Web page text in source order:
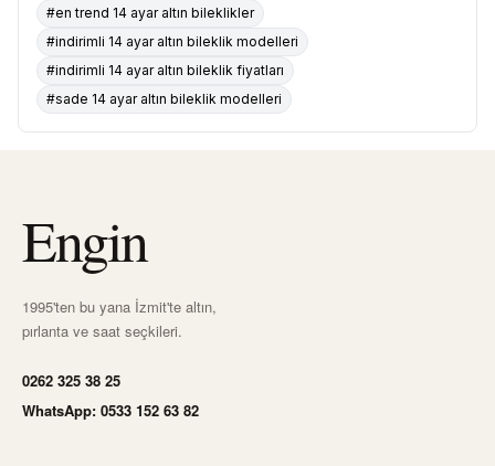
#en trend 14 ayar altın bileklikler
#indirimli 14 ayar altın bileklik modelleri
#indirimli 14 ayar altın bileklik fiyatları
#sade 14 ayar altın bileklik modelleri
Engin
1995'ten bu yana İzmit'te altın,
pırlanta ve saat seçkileri.
0262 325 38 25
WhatsApp: 0533 152 63 82